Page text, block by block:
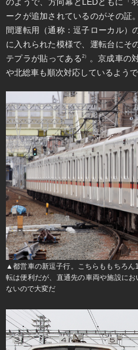
のようで、方向幕とLEDともに「
ークが追加されているのがその証
間運転用（通称：逗子ローカル
に入れられた模様で、運転台にそ
テプラが貼ってある 2）
。京成車の
や北総車も順次対応しているようで
▲都営車の新逗子行。こちらももちろ
転は便利だが、直通先の車両や施設に
ないので大変だ